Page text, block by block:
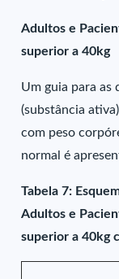
Adultos e
superior a 40kg
Um guia para as
(substância
com peso
normal é
Tabela 7:
Adultos e
superior a 40kg